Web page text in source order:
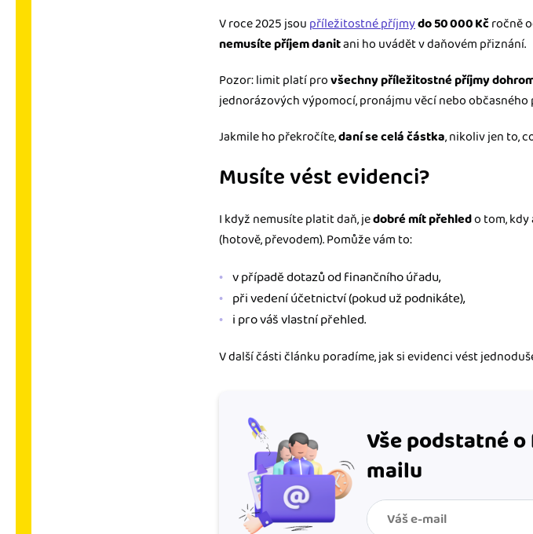
V roce 2025 jsou příležitostné příjmydo 50000Kčročně
nemusíte příjem danitani ho uvádět v daňovém přiznání.
Pozor: limit platí provšechny příležitostné příjmy
jednorázových výpomocí, pronájmu věcí nebo občasného
Jakmile ho překročíte,daní se celá částka, nikoliv jen to,
Musíte vést evidenci?
I když nemusíte platit daň, jedobré mít přehledo tom,
(hotově, převodem). Pomůže vám to:
v případě dotazů od finančního úřadu,
při vedení účetnictví (pokud už podnikáte),
i pro váš vlastní přehled.
V další části článku poradíme, jak si evidenci vést
Vše podstatné
mailu